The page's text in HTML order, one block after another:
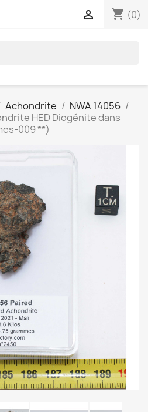
shopping_cart (0)

Achondrite
NWA 14056
HED Diogénite dans
009 **)